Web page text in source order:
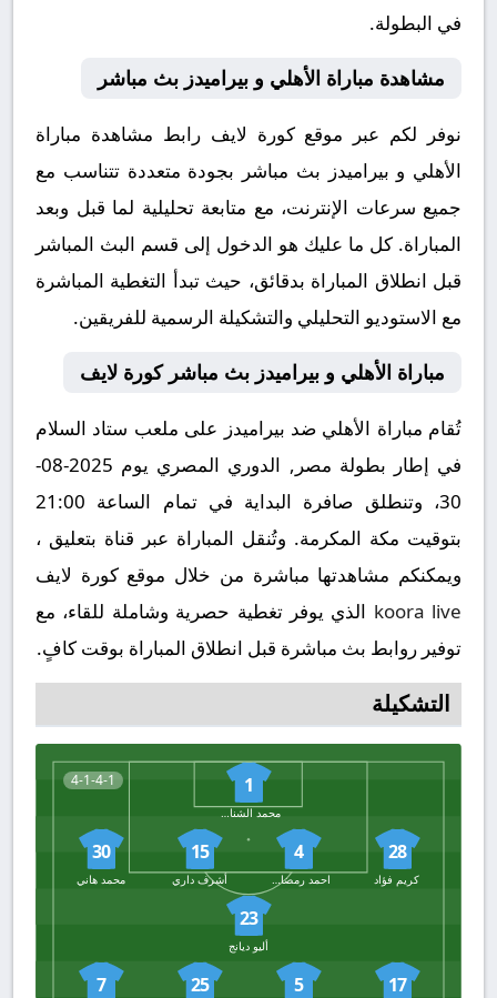
في البطولة.
مشاهدة مباراة الأهلي و بيراميدز بث مباشر
نوفر لكم عبر موقع كورة لايف رابط مشاهدة مباراة
الأهلي و بيراميدز بث مباشر بجودة متعددة تتناسب مع
جميع سرعات الإنترنت، مع متابعة تحليلية لما قبل وبعد
المباراة. كل ما عليك هو الدخول إلى قسم البث المباشر
قبل انطلاق المباراة بدقائق، حيث تبدأ التغطية المباشرة
مع الاستوديو التحليلي والتشكيلة الرسمية للفريقين.
مباراة الأهلي و بيراميدز بث مباشر كورة لايف
تُقام مباراة الأهلي ضد بيراميدز على ملعب ستاد السلام
في إطار بطولة مصر, الدوري المصري يوم 2025-08-
30، وتنطلق صافرة البداية في تمام الساعة 21:00
بتوقيت مكة المكرمة. وتُنقل المباراة عبر قناة بتعليق ،
ويمكنكم مشاهدتها مباشرة من خلال موقع كورة لايف
koora live الذي يوفر تغطية حصرية وشاملة للقاء، مع
توفير روابط بث مباشرة قبل انطلاق المباراة بوقت كافٍ.
التشكيلة
4-1-4-1 1
محمد الشناوي
28
كريم فؤاد
4
احمد رمضان بيكهام
15
أشرف داري
30
محمد هاني
23
أليو ديانج
17
5
25
7